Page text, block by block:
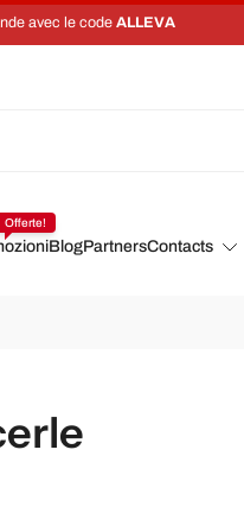
avec le code ALLEVA
Offerte!
BlogPartnersContacts